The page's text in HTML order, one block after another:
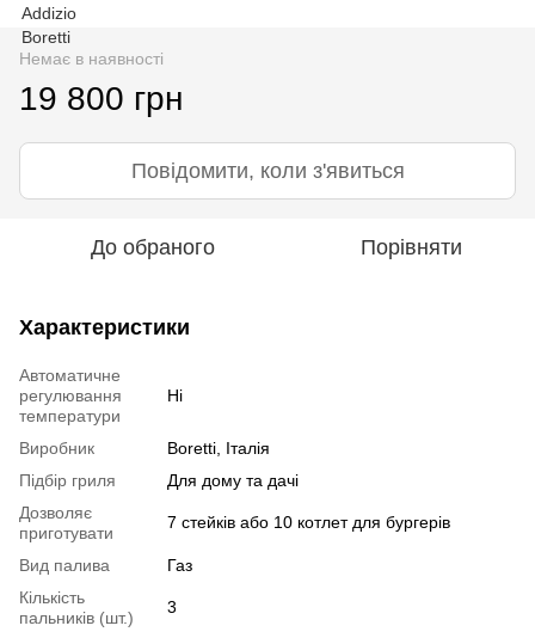
Немає в наявності
19 800 грн
Повідомити, коли з'явиться
До обраного Порівняти
Характеристики
Автоматичне
регулювання
температури
Ні
Виробник
Boretti, Італія
Підбір гриля
Для дому та дачі
Дозволяє
приготувати
7 стейків або 10 котлет для бургерів
Вид палива
Газ
Кількість
пальників (шт.)
3